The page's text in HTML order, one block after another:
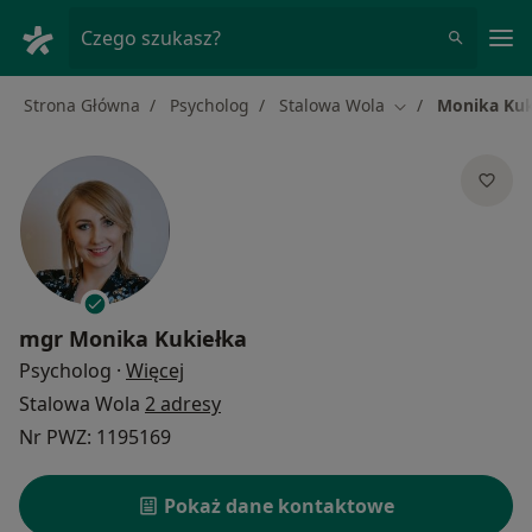
Czego szukasz?
Strona Główna Psycholog Stalowa Wola Zmień miasto
Monika
mgr Monika Kukiełka
Psycholog · Więcej
Stalowa Wola 2 adresy
Nr PWZ: 1195169
Pokaż dane kontaktowe